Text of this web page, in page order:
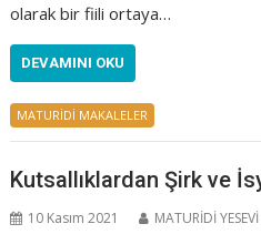
olarak bir fiili ortaya…
DEVAMINI OKU
MATURİDİ MAKALELER
Kutsallıklardan Şirk ve
10 Kasım 2021 MATURİDİ